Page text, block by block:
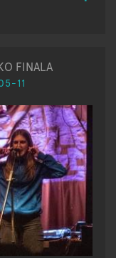
FINALA
11